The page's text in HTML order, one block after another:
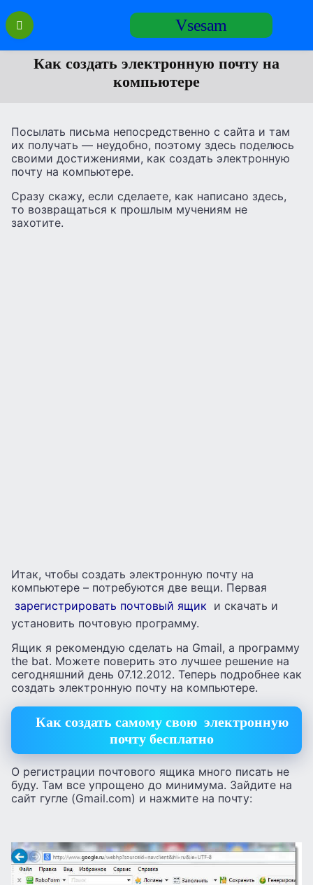
Перейти
содержанию
Vsesam
Как создать электронную почту на
компьютере
Посылать письма непосредственно с сайта и там
их получать — неудобно, поэтому здесь поделюсь
своими достижениями, как создать электронную
почту на компьютере.
Сразу скажу, если сделаете, как написано здесь,
то возвращаться к прошлым мучениям не
захотите.
Итак, чтобы создать электронную почту на
компьютере – потребуются две вещи. Первая
зарегистрировать почтовый ящик и скачать и
установить почтовую программу.
Ящик я рекомендую сделать на Gmail, а программу
the bat. Можете поверить это лучшее решение на
сегодняшний день 07.12.2012. Теперь подробнее как
создать электронную почту на компьютере.
Как создать самому свою электронную
почту бесплатно
О регистрации почтового ящика много писать не
буду. Там все упрощено до минимума. Зайдите на
сайт гугле (Gmail.com) и нажмите на почту: